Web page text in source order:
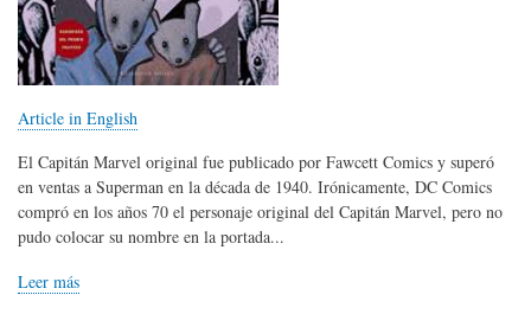
Article in English
El Capitán Marvel original fue publicado por Fawcett Comics y superó
en ventas a Superman en la década de 1940. Irónicamente, DC Comics
compró en los años 70 el personaje original del Capitán Marvel, pero no
pudo colocar su nombre en la portada...
Leer más